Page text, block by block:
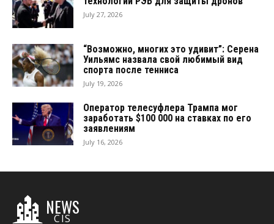
July 27, 2026
“Возможно, многих это удивит”: Серена
Уильямс назвала свой любимый вид
спорта после тенниса
July 19, 2026
Оператор телесуфлера Трампа мог
заработать $100 000 на ставках по его
заявлениям
July 16, 2026
NEWS
CIS